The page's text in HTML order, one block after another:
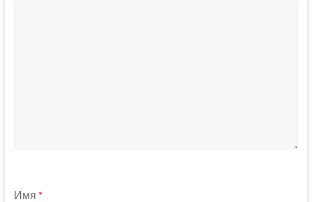
Имя *